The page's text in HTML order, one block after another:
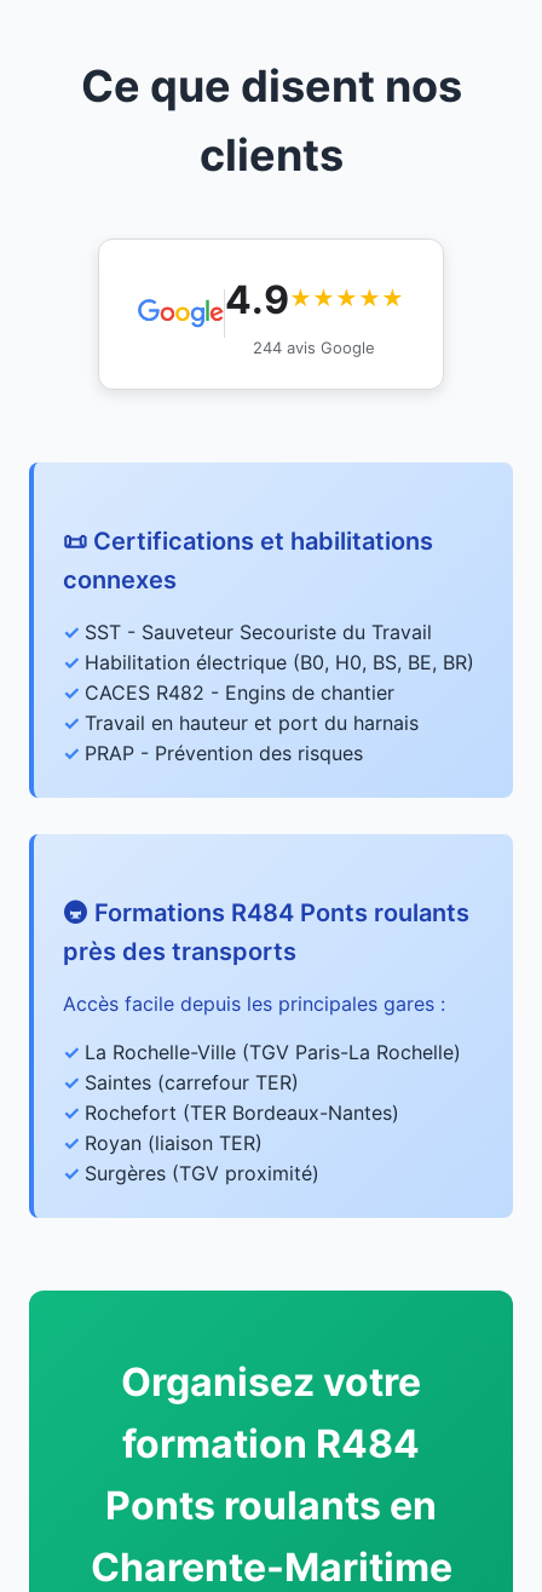
Ce que disent nos
clients
4.9★★★★★
244 avis Google
📜 Certifications et habilitations
connexes
SST - Sauveteur Secouriste du Travail
Habilitation électrique (B0, H0, BS, BE, BR)
CACES R482 - Engins de chantier
Travail en hauteur et port du harnais
PRAP - Prévention des risques
🚇 Formations R484 Ponts roulants
près des transports
Accès facile depuis les principales gares :
La Rochelle-Ville (TGV Paris-La Rochelle)
Saintes (carrefour TER)
Rochefort (TER Bordeaux-Nantes)
Royan (liaison TER)
Surgères (TGV proximité)
Organisez votre
formation R484
Ponts roulants en
Charente-Maritime